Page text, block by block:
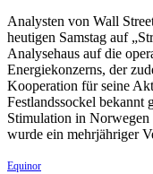
Analysten von Wall
heutigen Samstag auf
Analysehaus auf die
Energiekonzerns, der
Kooperation für seine
Festlandssockel bekannt
Stimulation in
wurde ein mehrjähriger
Equinor